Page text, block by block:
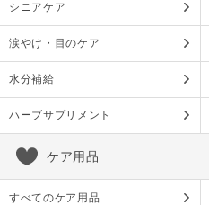
シニアケア
涙やけ・目のケア
水分補給
ハーブサプリメント
ケア用品
すべてのケア用品